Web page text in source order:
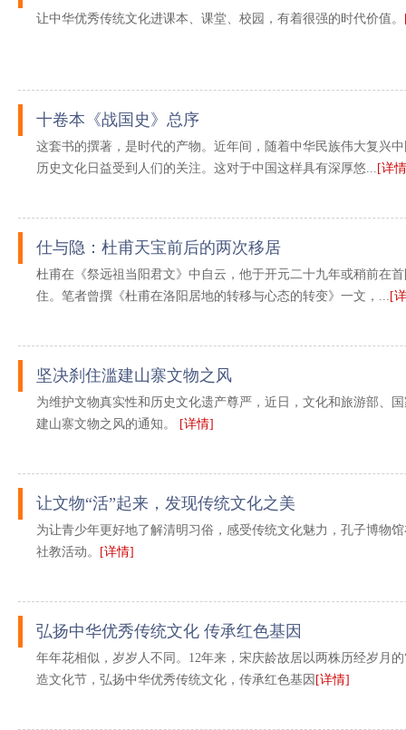
让中华优秀传统文化进课本、课堂、校园，有着很强的时代价值。
十卷本《战国史》总序
这套书的撰著，是时代的产物。近年间，随着中华民族伟大复兴
历史文化日益受到人们的关注。这对于中国这样具有深厚悠... [详
仕与隐：杜甫天宝前后的两次移居
杜甫在《祭远祖当阳君文》中自云，他于开元二十九年或稍前在
住。笔者曾撰《杜甫在洛阳居地的转移与心态的转变》一文，... [
坚决刹住滥建山寨文物之风
为维护文物真实性和历史文化遗产尊严，近日，文化和旅游部、
建山寨文物之风的通知。
[详情]
让文物“活”起来，发现传统文化之美
为让青少年更好地了解清明习俗，感受传统文化魅力，孔子博物
社教活动。
[详情]
弘扬中华优秀传统文化 传承红色基因
年年花相似，岁岁人不同。12年来，宋庆龄故居以两株历经岁月
造文化节，弘扬中华优秀传统文化，传承红色基因 [详情]